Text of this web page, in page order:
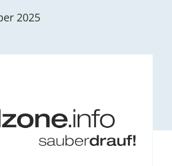
2025